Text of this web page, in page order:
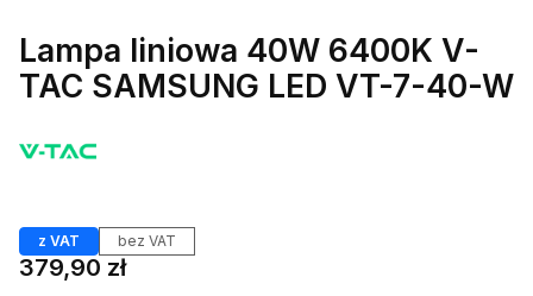
Lampa liniowa 40W 6400K V-
TAC SAMSUNG LED VT-7-40-W
z VAT bez VAT
Cena
379,90 zł